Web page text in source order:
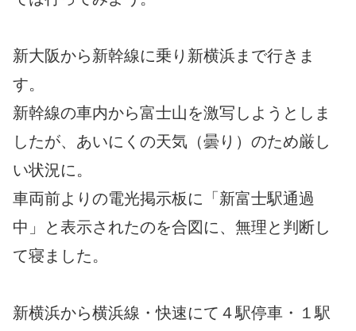
新大阪から新幹線に乗り新横浜まで行きま
す。
新幹線の車内から富士山を激写しようとしま
したが、あいにくの天気（曇り）のため厳し
い状況に。
車両前よりの電光掲示板に「新富士駅通過
中」と表示されたのを合図に、無理と判断し
て寝ました。
新横浜から横浜線・快速にて４駅停車・１駅